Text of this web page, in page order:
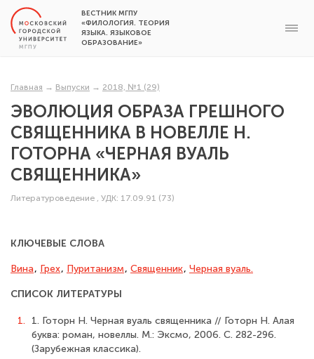
ВЕСТНИК МГПУ
«ФИЛОЛОГИЯ. ТЕОРИЯ
ЯЗЫКА. ЯЗЫКОВОЕ
ОБРАЗОВАНИЕ»
Главная → Выпуски → 2018, №1 (29)
ЭВОЛЮЦИЯ ОБРАЗА ГРЕШНОГО
СВЯЩЕННИКА В НОВЕЛЛЕ Н.
ГОТОРНА «ЧЕРНАЯ ВУАЛЬ
СВЯЩЕННИКА»
Литературоведение , УДК: 17.09.91 (73)
КЛЮЧЕВЫЕ СЛОВА
Вина, Грех, Пуританизм, Священник, Черная вуаль.
СПИСОК ЛИТЕРАТУРЫ
1.
1. Готорн Н. Черная вуаль священника // Готорн Н. Алая
буква: роман, новеллы. М.: Эксмо, 2006. С. 282-296.
(Зарубежная классика).